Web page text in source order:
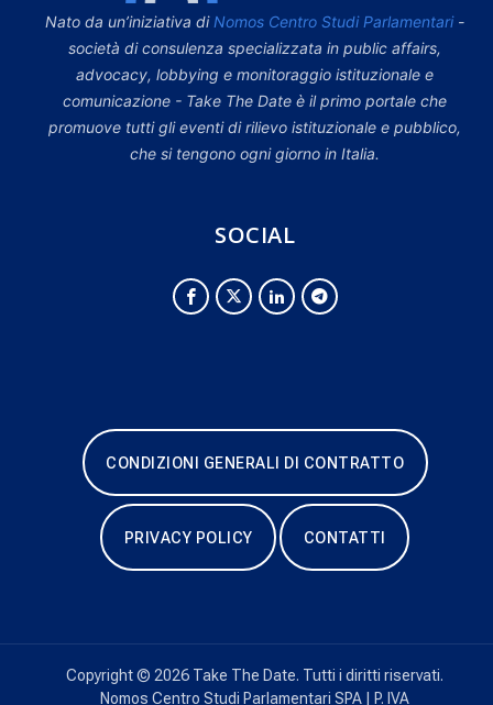
Nato da un’iniziativa diNomos Centro Studi Parlamentari-
società di consulenza specializzata in public affairs,
advocacy, lobbying e monitoraggio istituzionale e
comunicazione - Take The Date è il primo portale che
promuove tutti gli eventi di rilievo istituzionale e pubblico,
che si tengono ogni giorno in Italia.
SOCIAL
CONDIZIONI GENERALI DI CONTRATTO
PRIVACY POLICY CONTATTI
Copyright © 2026 Take The Date. Tutti i diritti riservati.
Nomos Centro Studi Parlamentari SPA | P. IVA